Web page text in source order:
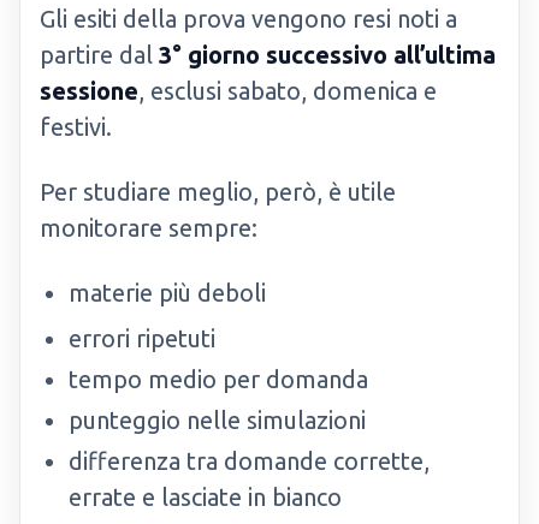
Gli esiti della prova vengono resi noti a
partire dal 3° giorno successivo all’ultima
sessione, esclusi sabato, domenica e
festivi.
Per studiare meglio, però, è utile
monitorare sempre:
materie più deboli
errori ripetuti
tempo medio per domanda
punteggio nelle simulazioni
differenza tra domande corrette,
errate e lasciate in bianco